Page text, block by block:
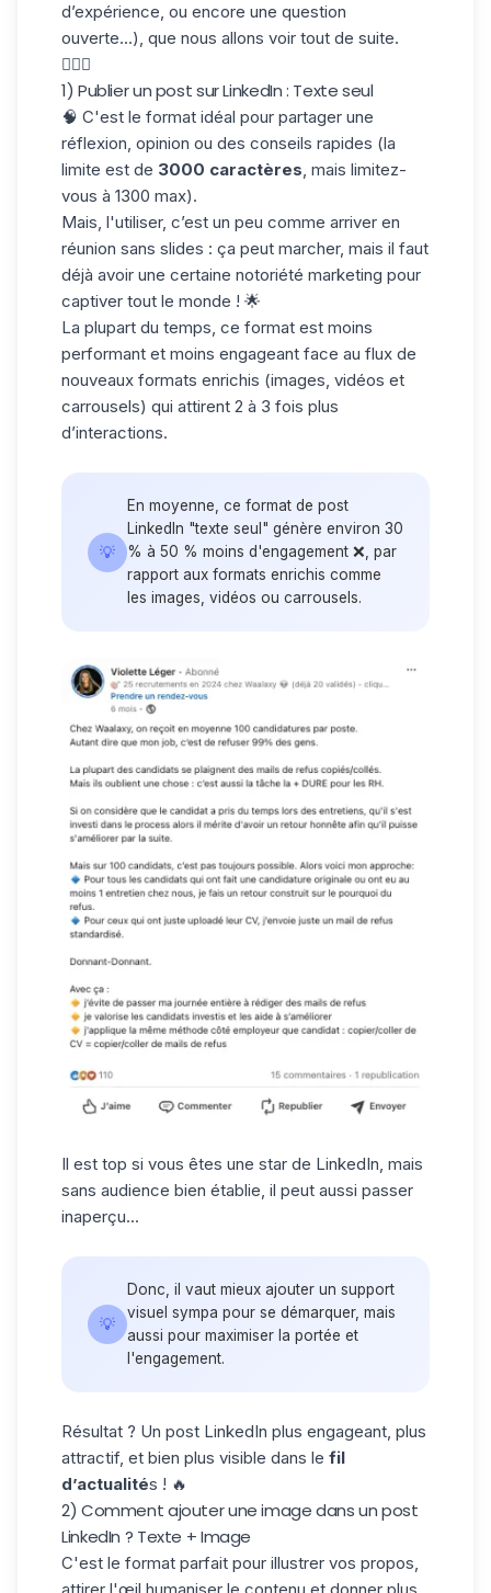
d’expérience, ou encore une question
ouverte...), que nous allons voir tout de suite.
💁🏻‍♀️
1) Publier un post sur LinkedIn : Texte seul
🧠 C'est le format idéal pour partager une
réflexion, opinion ou des conseils rapides (la
limite est de 3000 caractères, mais limitez-
vous à 1300 max).
Mais, l'utiliser, c’est un peu comme arriver en
réunion sans slides : ça peut marcher, mais il faut
déjà avoir une certaine notoriété marketing pour
captiver tout le monde ! 🌟
La plupart du temps, ce format est moins
performant et moins engageant face au flux de
nouveaux formats enrichis (images, vidéos et
carrousels) qui attirent 2 à 3 fois plus
d’interactions.
💡
En moyenne, ce format de post
LinkedIn "texte seul" génère environ 30
% à 50 % moins d'engagement ❌, par
rapport aux formats enrichis comme
les images, vidéos ou carrousels.
Il est top si vous êtes une star de LinkedIn, mais
sans audience bien établie, il peut aussi passer
inaperçu...
💡
Donc, il vaut mieux ajouter un support
visuel sympa pour se démarquer, mais
aussi pour maximiser la portée et
l'engagement.
Résultat ? Un post LinkedIn plus engageant, plus
attractif, et bien plus visible dans le fil
d’actualités ! 🔥
2) Comment ajouter une image dans un post
LinkedIn ? Texte + Image
C'est le format parfait pour illustrer vos propos,